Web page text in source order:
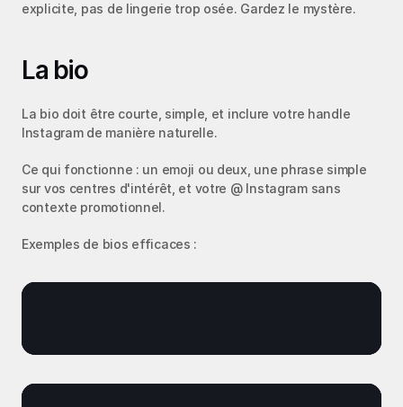
explicite, pas de lingerie trop osée. Gardez le mystère.
La bio
La bio doit être courte, simple, et inclure votre handle
Instagram de manière naturelle.
Ce qui fonctionne : un emoji ou deux, une phrase simple
sur vos centres d'intérêt, et votre @ Instagram sans
contexte promotionnel.
Exemples de bios efficaces :